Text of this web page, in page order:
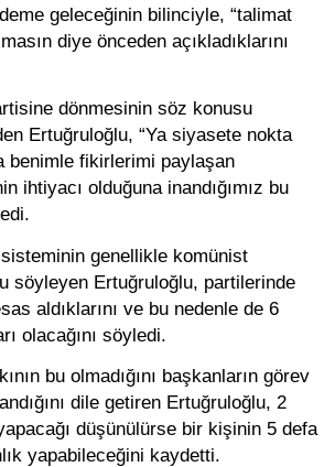
geleceğinin bilinciyle, “talimat
diye önceden açıkladıklarını
dönmesinin söz konusu
Ertuğruloğlu, “Ya siyasete nokta
benimle fikirlerimi paylaşan
ihtiyacı olduğuna inandığımız bu
genellikle komünist
söyleyen Ertuğruloğlu, partilerinde
aldıklarını ve bu nedenle de 6
olacağını söyledi.
bu olmadığını başkanların görev
dile getiren Ertuğruloğlu, 2
düşünülürse bir kişinin 5 defa
yapabileceğini kaydetti.